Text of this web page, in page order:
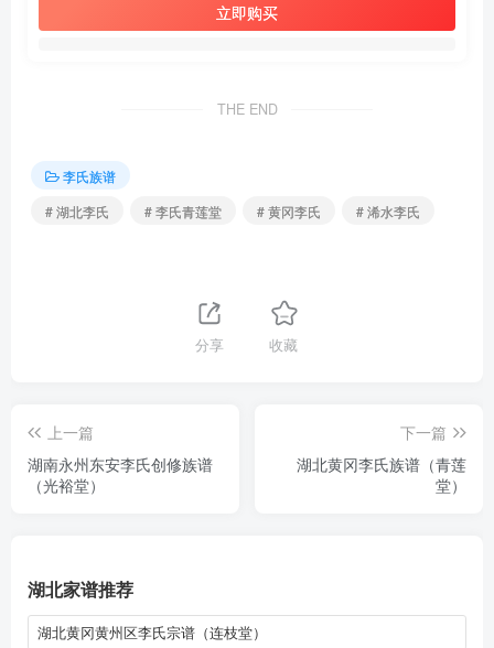
立即购买
THE END
李氏族谱
# 湖北李氏
# 李氏青莲堂 # 黄冈李氏 # 浠水李氏
分享 收藏
上一篇
湖南永州东安李氏创修族谱
（光裕堂）
下一篇
湖北黄冈李氏族谱（青莲
堂）
湖北家谱推荐
湖北黄冈黄州区李氏宗谱（连枝堂）